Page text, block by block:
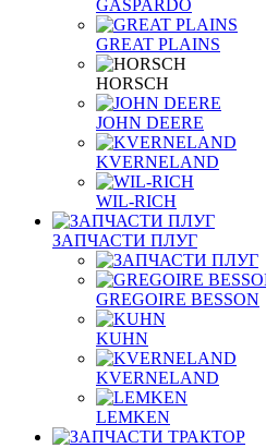
GASPARDO
GREAT PLAINS
HORSCH
JOHN DEERE
KVERNELAND
WIL-RICH
ЗАПЧАСТИ ПЛУГ
GREGOIRE BESSON
KUHN
KVERNELAND
LEMKEN